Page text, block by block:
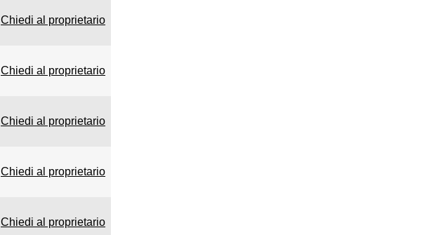
Chiedi al proprietario
Chiedi al proprietario
Chiedi al proprietario
Chiedi al proprietario
Chiedi al proprietario